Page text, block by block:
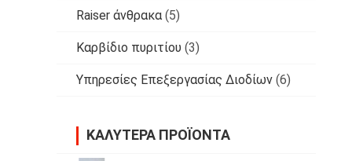
Raiser άνθρακα (5)
Καρβίδιο πυριτίου (3)
Υπηρεσίες Επεξεργασίας Διοδίων (6)
ΚΑΛΎΤΕΡΑ ΠΡΟΪΌΝΤΑ